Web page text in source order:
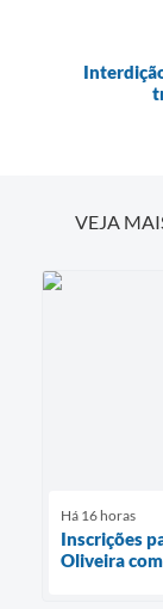
VEJA
Há 16 horas
Inscrições
Oliveira